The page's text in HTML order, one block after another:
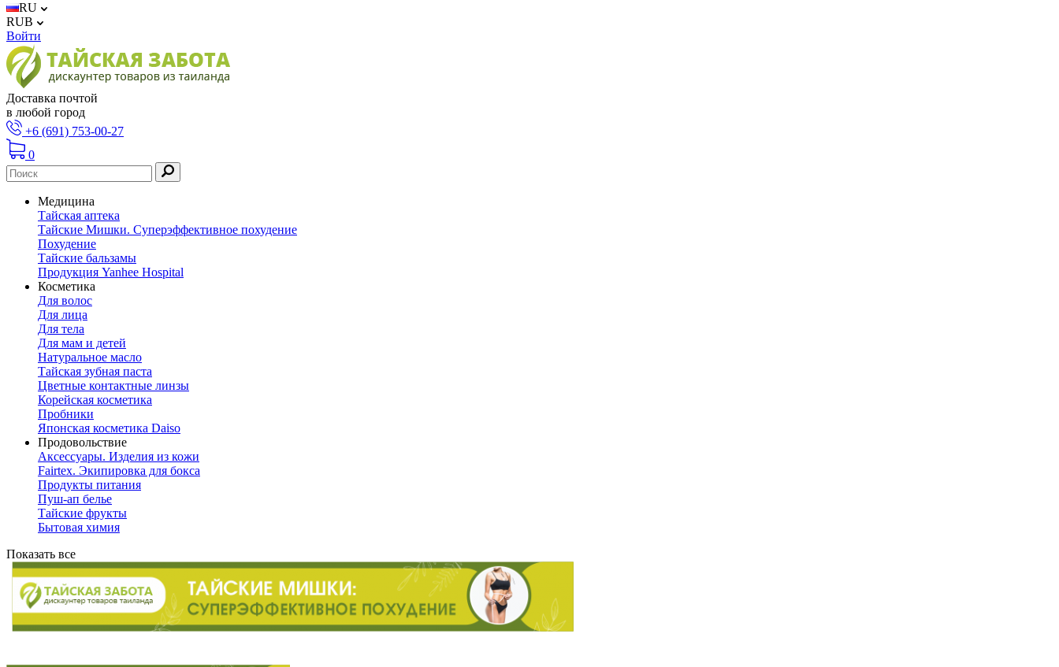
RU
RUB
Войти
Доставка почтой
в любой город
+6 (691) 753-00-27
0
Медицина
Тайская аптека
Тайские Мишки. Суперэффективное похудение
Похудение
Тайские бальзамы
Продукция Yanhee Hospital
Косметика
Для волос
Для лица
Для тела
Для мам и детей
Натуральное масло
Тайская зубная паста
Цветные контактные линзы
Корейская косметика
Пробники
Японская косметика Daiso
Продовольствие
Аксессуары. Изделия из кожи
Fairtex. Экипировка для бокса
Продукты питания
Пуш-ап белье
Тайские фрукты
Бытовая химия
Показать все